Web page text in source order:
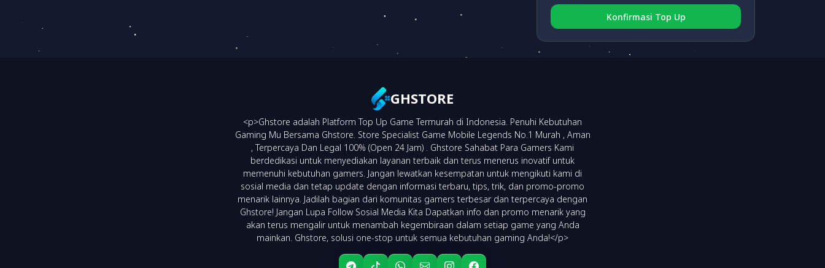
BRI VA(fee 3.000)
Konfirmasi Top Up
GHSTORE
<p>Ghstore adalah Platform Top Up Game Termurah di Indonesia. Penuhi Kebutuhan
Gaming Mu Bersama Ghstore. Store Specialist Game Mobile Legends No.1 Murah , Aman
, Terpercaya Dan Legal 100% (Open 24 Jam) . Ghstore Sahabat Para Gamers Kami
berdedikasi untuk menyediakan layanan terbaik dan terus menerus inovatif untuk
memenuhi kebutuhan gamers. Jangan lewatkan kesempatan untuk mengikuti kami di
sosial media dan tetap update dengan informasi terbaru, tips, trik, dan promo-promo
menarik lainnya. Jadilah bagian dari komunitas gamers terbesar dan terpercaya dengan
Ghstore! Jangan Lupa Follow Sosial Media Kita Dapatkan info dan promo menarik yang
akan terus mengalir untuk menambah kegembiraan dalam setiap game yang Anda
mainkan. Ghstore, solusi one-stop untuk semua kebutuhan gaming Anda!</p>